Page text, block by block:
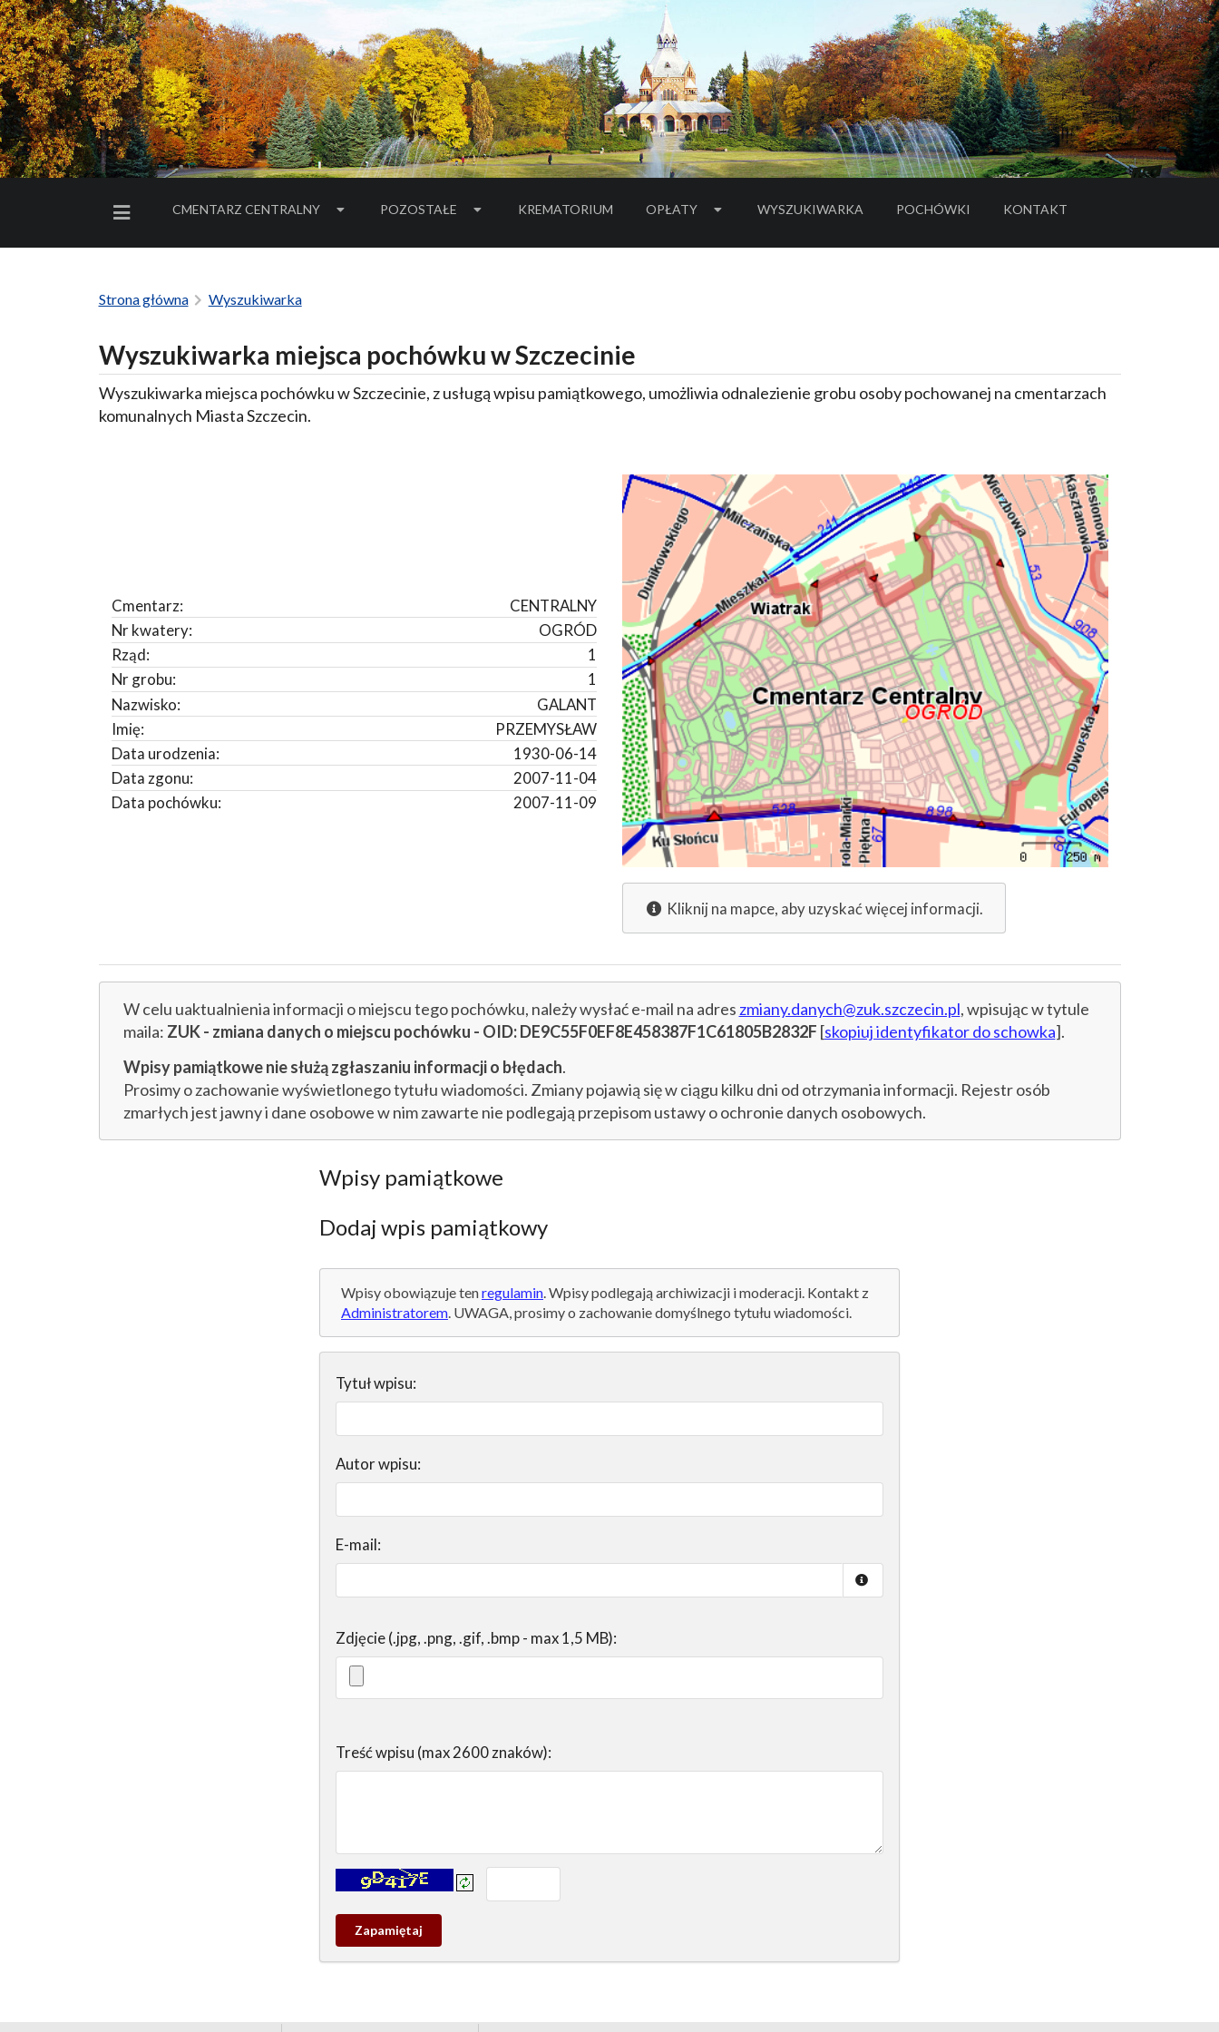
MENU BOCZNE
CMENTARZ CENTRALNY POZOSTAŁE KREMATORIUM OPŁATY WYSZUKIWARKA POCHÓWKI
- LINK DO SERWISU ZEWNĘTRZNEGO
KONTAKT
Strona główna Wyszukiwarka
Wyszukiwarka miejsca pochówku w Szczecinie
Wyszukiwarka miejsca pochówku w Szczecinie, z usługą wpisu pamiątkowego, umożliwia odnalezienie grobu osoby pochowanej na cmentarzach
komunalnych Miasta Szczecin.
CENTRALNY
Cmentarz:
OGRÓD
Nr kwatery:
1
Rząd:
1
Nr grobu:
GALANT
Nazwisko:
PRZEMYSŁAW
Imię:
1930-06-14
Data urodzenia:
2007-11-04
Data zgonu:
2007-11-09
Data pochówku:
Kliknij na mapce, aby uzyskać więcej informacji.
W celu uaktualnienia informacji o miejscu tego pochówku, należy wysłać e-mail na adres zmiany.danych@zuk.szczecin.pl, wpisując w tytule
maila: ZUK - zmiana danych o miejscu pochówku - OID: DE9C55F0EF8E458387F1C61805B2832F [skopiuj identyfikator do schowka].
Wpisy pamiątkowe nie służą zgłaszaniu informacji o błędach.
Prosimy o zachowanie wyświetlonego tytułu wiadomości. Zmiany pojawią się w ciągu kilku dni od otrzymania informacji. Rejestr osób
zmarłych jest jawny i dane osobowe w nim zawarte nie podlegają przepisom ustawy o ochronie danych osobowych.
Wpisy pamiątkowe
Dodaj wpis pamiątkowy
Wpisy obowiązuje tenregulamin . Wpisy podlegają archiwizacji i moderacji. Kontakt z
Administratorem . UWAGA, prosimy o zachowanie domyślnego tytułu wiadomości.
Tytuł wpisu:
Autor wpisu:
E-mail:
Zdjęcie (.jpg, .png, .gif, .bmp - max 1,5 MB):
Treść wpisu (max 2600 znaków):
Kontrola - wprowadź tekst z obrazka:
Zapamietaj
wpis